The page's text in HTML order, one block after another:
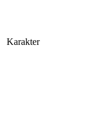
Karakter